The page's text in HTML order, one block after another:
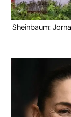
Sheinbaum: